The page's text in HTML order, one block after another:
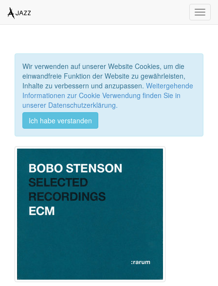
Wir verwenden auf unserer Website Cookies, um die
einwandfreie Funktion der Website zu gewährleisten,
Inhalte zu verbessern und anzupassen. Weitergehende
Informationen zur Cookie Verwendung finden Sie in
unserer Datenschutzerklärung.
Ich habe verstanden